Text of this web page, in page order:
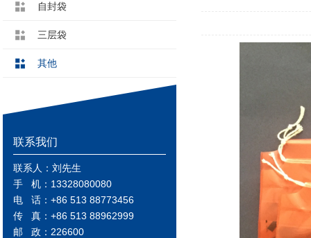
自封袋
三层袋
其他
联系我们
联系人：刘先生
手 机：13328080080
电 话：+86 513 88773456
传 真：+86 513 88962999
邮 政：226600